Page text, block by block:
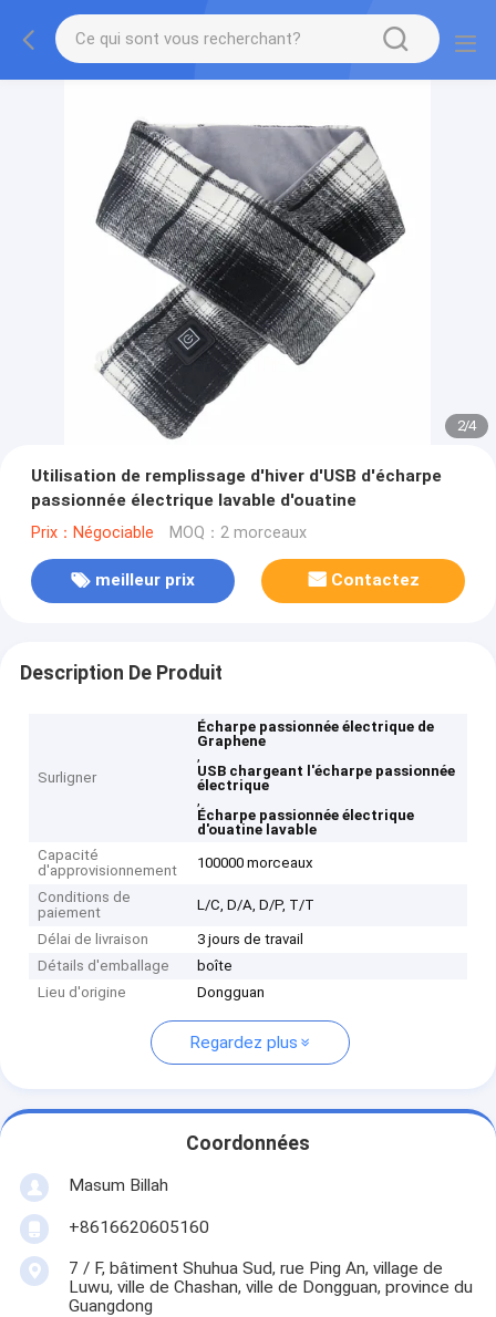
2/4
Utilisation de remplissage d'hiver d'USB d'écharpe
passionnée électrique lavable d'ouatine
Prix：Négociable MOQ：2 morceaux
meilleur prix Contactez
Description De Produit
Surligner
Écharpe passionnée électrique de
Graphene
,
USB chargeant l'écharpe passionnée
électrique
,
Écharpe passionnée électrique
d'ouatine lavable
Capacité
d'approvisionnement
100000 morceaux
Conditions de
paiement
L/C, D/A, D/P, T/T
Délai de livraison
3 jours de travail
Détails d'emballage
boîte
Lieu d'origine
Dongguan
Regardez plus
Coordonnées
Masum Billah
+8616620605160
7 / F, bâtiment Shuhua Sud, rue Ping An, village de
Luwu, ville de Chashan, ville de Dongguan, province du
Guangdong